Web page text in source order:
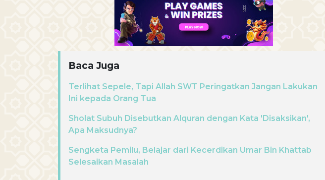
Baca Juga
Terlihat Sepele, Tapi Allah SWT Peringatkan Jangan Lakukan
Ini kepada Orang Tua
Sholat Subuh Disebutkan Alquran dengan Kata 'Disaksikan',
Apa Maksudnya?
Sengketa Pemilu, Belajar dari Kecerdikan Umar Bin Khattab
Selesaikan Masalah